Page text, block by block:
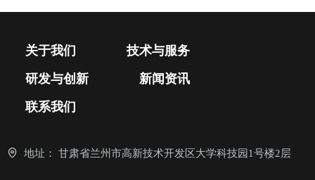
关于我们
技术与服务
研发与创新
新闻资讯
联系我们
地址： 甘肃省兰州市高新技术开发区大学科技园1号楼2层